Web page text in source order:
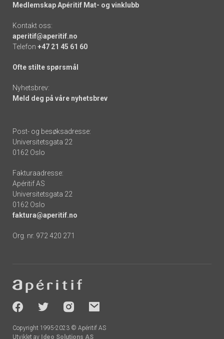
Medlemskap Apéritif Mat- og vinklubb
Kontakt oss:
aperitif@aperitif.no
Telefon +47 21 45 61 60
Ofte stilte spørsmål
Nyhetsbrev:
Meld deg på våre nyhetsbrev
Post- og besøksadresse:
Universitetsgata 22
0162 Oslo
Fakturaadresse:
Apéritif AS
Universitetsgata 22
0162 Oslo
faktura@aperitif.no
Org. nr. 972 420 271
-
socials
Copyright 1995-2023 © Apéritif AS
Utviklet av Ideo Solutions AS